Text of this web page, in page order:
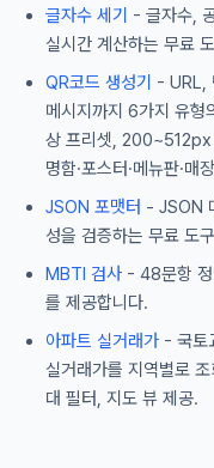
글자수 세기 - 글자수,
실시간 계산하는 무료
QR코드 생성기 - URL,
메시지까지 6가지 유형
상 프리셋, 200~512px
명함·포스터·메뉴판·
JSON 포맷터 - JSON
성을 검증하는 무료 도
MBTI 검사 - 48문항 정
를 제공합니다.
아파트 실거래가 - 국토
실거래가를 지역별로
대 필터, 지도 뷰 제공.